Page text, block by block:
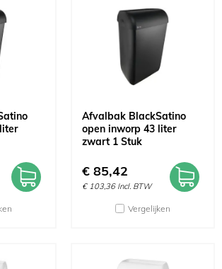
Afvalbak BlackSatino
open inworp 43 liter
zwart 1 Stuk
€ 85,42
€ 103,36 Incl. BTW
Vergelijken